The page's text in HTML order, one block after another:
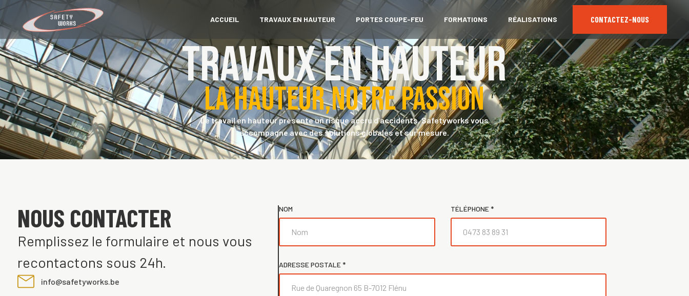
ACCUEIL TRAVAUX EN HAUTEUR PORTES COUPE-FEU FORMATIONS RÉALISATIONS CONTACTEZ-NOUS
Travaux en hauteur
La hauteur,notre passion
Le travail en hauteur présente un risque accru d’accidents. Safetyworks vous
accompagne avec des solutions globales et sur mesure.
NOUS CONTACTER
Remplissez le formulaire et nous vous
recontactons sous 24h.
info@safetyworks.be
NOM TÉLÉPHONE *
ADRESSE POSTALE *